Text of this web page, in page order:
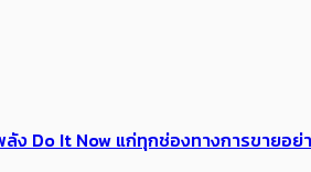
Do It Now แก่ทุกช่องทางการขาย